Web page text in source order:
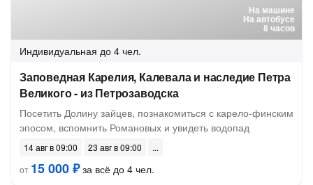
На машине
На автобусе
8 часов
Индивидуальная до 4 чел.
Заповедная Карелия, Калевала и наследие Петра
Великого - из Петрозаводска
Посетить Долину зайцев, познакомиться с карело-финским
эпосом, вспомнить Романовых и увидеть водопад
14 авг в 09:00
23 авг в 09:00
от 15 000 ₽за всё до 4 чел.